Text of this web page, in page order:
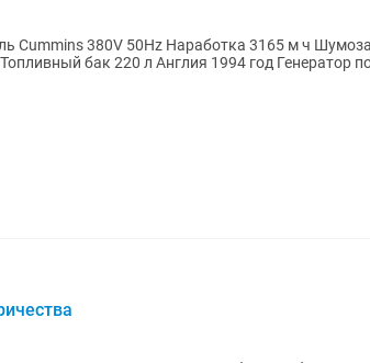
Cummins 380V 50Hz Наработка 3165 м ч
220 л Англия 1994 год Генератор полностью рабочий.